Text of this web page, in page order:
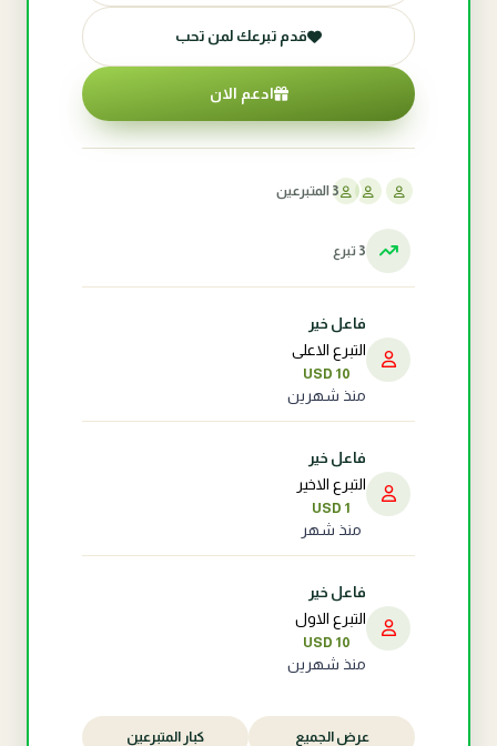
قدم تبرعك لمن تحب
ادعم الان
3 المتبرعين
3 تبرع
فاعل خير
التبرع الاعلى
USD 10
منذ شهرين
فاعل خير
التبرع الاخير
USD 1
منذ شهر
فاعل خير
التبرع الاول
USD 10
منذ شهرين
عرض الجميع كبار المتبرعين